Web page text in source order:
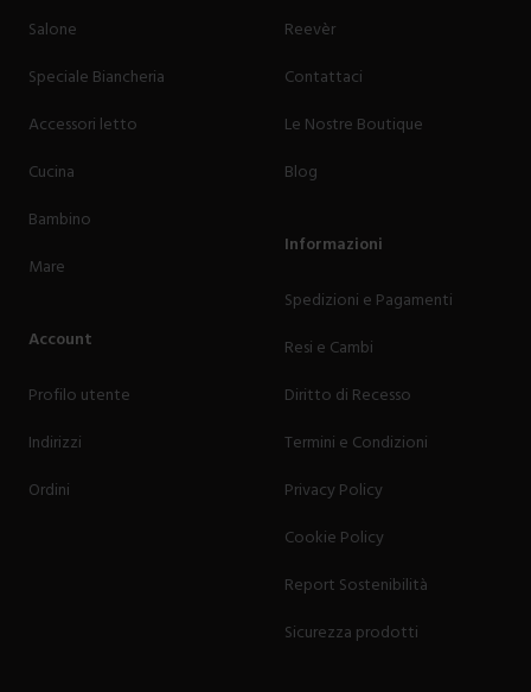
Salone
Speciale Biancheria
Accessori letto
Cucina
Bambino
Mare
Account
Profilo utente
Indirizzi
Ordini
Reevèr
Contattaci
Le Nostre Boutique
Blog
Informazioni
Spedizioni e Pagamenti
Resi e Cambi
Diritto di Recesso
Termini e Condizioni
Privacy Policy
Cookie Policy
Report Sostenibilità
Sicurezza prodotti